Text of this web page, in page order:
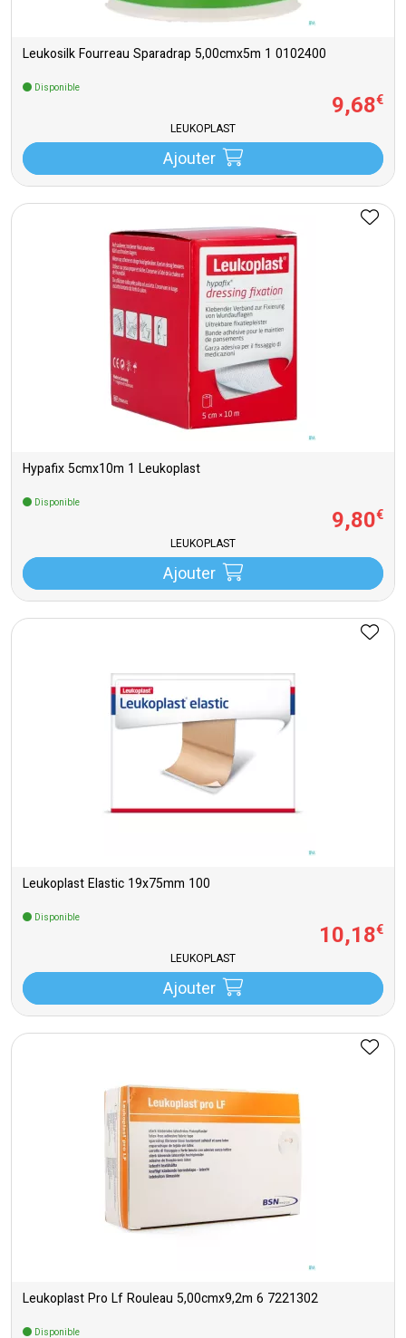
Leukosilk Fourreau Sparadrap 5,00cmx5m 1 0102400
Disponible
9,68€
LEUKOPLAST
Ajouter
Hypafix 5cmx10m 1 Leukoplast
Disponible
9,80€
LEUKOPLAST
Ajouter
Leukoplast Elastic 19x75mm 100
Disponible
10,18€
LEUKOPLAST
Ajouter
Leukoplast Pro Lf Rouleau 5,00cmx9,2m 6 7221302
Disponible